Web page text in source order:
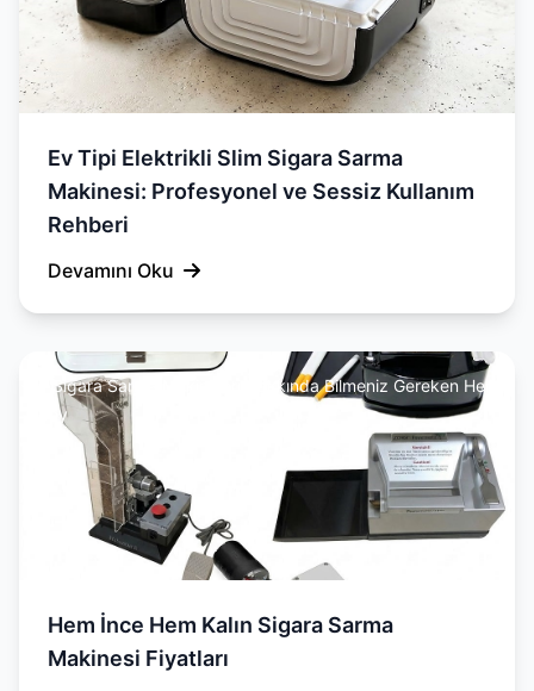
Ev Tipi Elektrikli Slim Sigara Sarma
Makinesi: Profesyonel ve Sessiz Kullanım
Rehberi
Devamını Oku
Sigara Sarma Makineleri Hakkında Bilmeniz Gereken Her
Şey
Hem İnce Hem Kalın Sigara Sarma
Makinesi Fiyatları